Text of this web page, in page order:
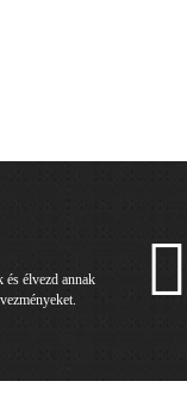
és élvezd annak